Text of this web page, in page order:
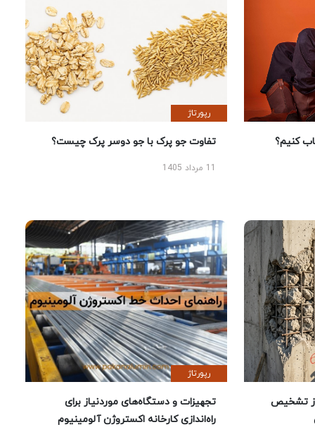
کنیم؟
رپورتاژ
تفاوت جو پرک با جو دوسر پرک چیست؟
تشخیص
رپورتاژ
تجهیزات و دستگاه‌های موردنیاز برای
راه‌اندازی کارخانه اکستروژن آلومینیوم